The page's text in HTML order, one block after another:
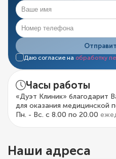
Даю согласие на обработку
Часы работы
«Дуэт Клиник» благодарит
для оказания медицинской
Пн. - Вс. с 8.00 по 20.00
Наши адреса